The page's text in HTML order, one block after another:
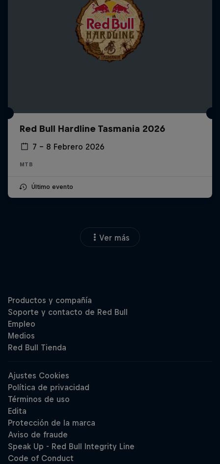
Red Bull Hardline Tasmania 2026
7 – 8 Febrero 2026
MTB
Último evento
Ver más